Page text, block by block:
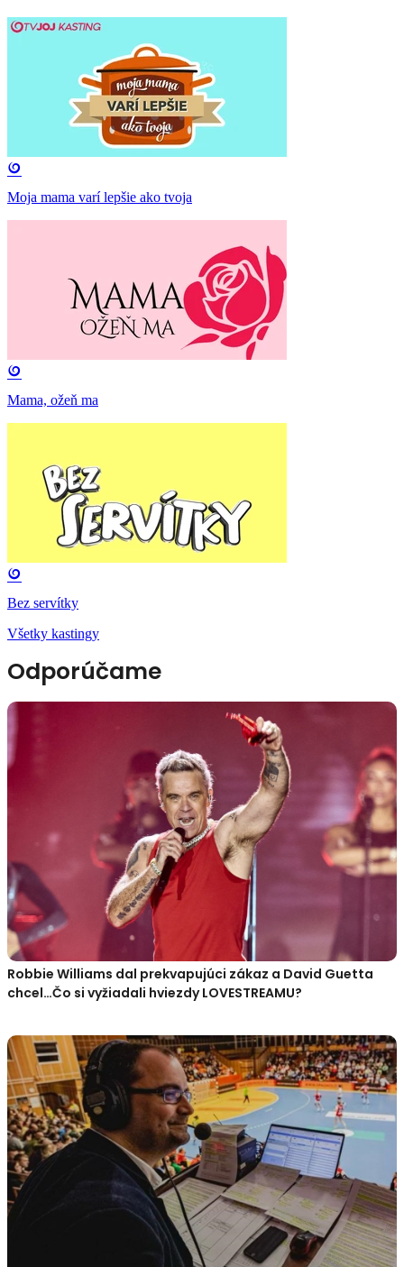
Moja mama varí lepšie ako tvoja
Mama, ožeň ma
Bez servítky
Všetky kastingy
Odporúčame
Robbie Williams dal prekvapujúci zákaz a David Guetta
chcel…Čo si vyžiadali hviezdy LOVESTREAMU?